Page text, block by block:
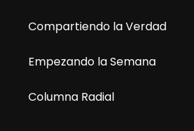
Compartiendo la Verdad
Empezando la Semana
Columna Radial